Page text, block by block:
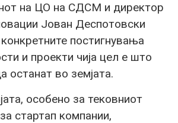
на ЦО на СДСМ и директор
Јован Деспотовски
постигнувања
и проекти чија цел е што
останат во земјата.
особено за тековниот
стартап компании,